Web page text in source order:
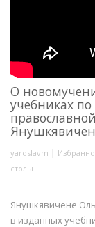
О
учебниках
yaroslavm |
столы
Янушкявичене
в изданных